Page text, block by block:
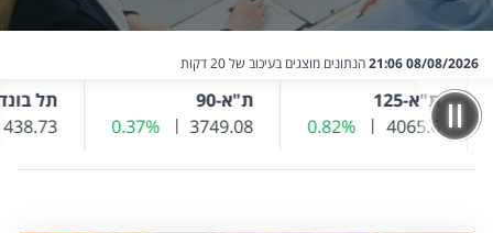
08/08/2026 21:06 הנתונים מוצגים בעיכוב של 20 דקות
ת"א-125
שער נוכחי
4065.6 שינוי שער אחרון
0.82%
ת"א-90
שער נוכחי
3749.08 שינוי שער אחרון
0.37%
תל בונד 20
שער נוכחי
438.73